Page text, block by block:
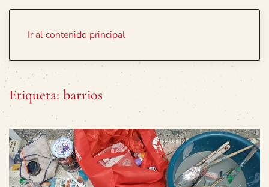
Ir al contenido principal
Etiqueta: barrios